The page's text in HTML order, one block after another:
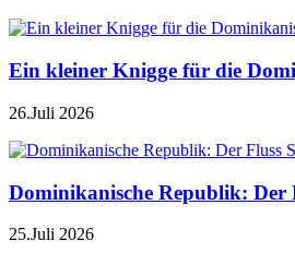
Ein kleiner Knigge für die
26.Juli 2026
Dominikanische Republik: Der
25.Juli 2026